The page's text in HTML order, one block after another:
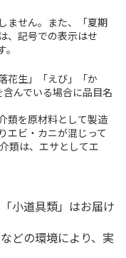
ません。また、「夏期
、記号での表示はせ
花生」「えび」「か
んでいる場合に品目名
類を原材料として製造
エビ・カニが混じって
類は、エサとしてエ
小道具類」はお届け
どの環境により、実